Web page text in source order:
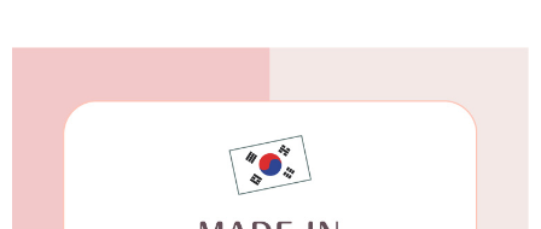
宅配(外島)
每筆NT$125，滿NT$1,500(含以上)免運費